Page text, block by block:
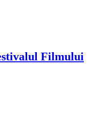
Filmului